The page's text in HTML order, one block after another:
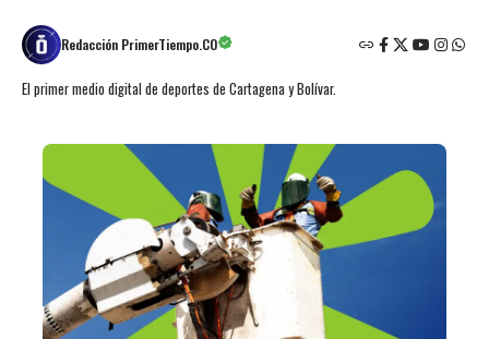
Redacción PrimerTiempo.CO
El primer medio digital de deportes de Cartagena y Bolívar.